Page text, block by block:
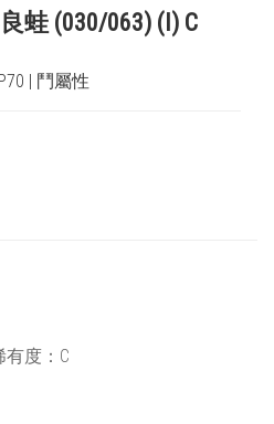
蛙 (030/063) (I) C
| 鬥屬性
有度：C